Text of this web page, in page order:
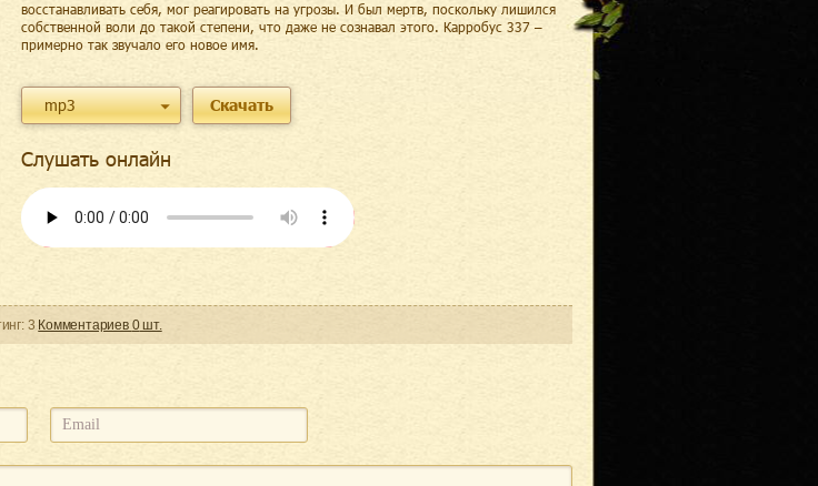
восстанавливать себя, мог реагировать на угрозы. И был мертв, поскольку лишился
собственной воли до такой степени, что даже не сознавал этого. Карробус 337 –
примерно так звучало его новое имя.
mp3 Скачать
Слушать онлайн
3 Комментариев 0шт.